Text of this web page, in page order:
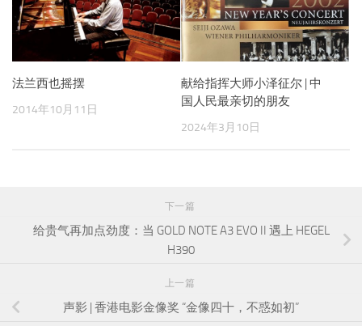
法兰西也摇摆
2014年10月11日
献给指挥大师小泽征尔 | 中
国人民最亲切的朋友
2024年3月10日
下一篇
给贵气再加点劲度：当 GOLD NOTE A3 EVO II 遇上 HEGEL
H390
上一篇
声影 | 香港电影金像奖 “金像四十，不惑如初”